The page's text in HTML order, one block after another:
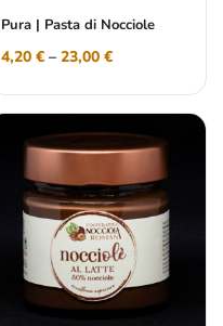
Pura | Pasta di Nocciole
4,20 € – 23,00 €